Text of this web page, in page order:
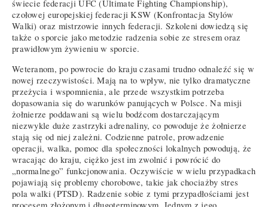
świecie federacji UFC (Ultimate Fighting Championship),
czołowej europejskiej federacji KSW (Konfrontacja Stylów
Walki) oraz mistrzowie innych federacji. Szkoleni dowiedzą się
także o sporcie jako metodzie radzenia sobie ze stresem oraz
prawidłowym żywieniu w sporcie.
Weteranom, po powrocie do kraju czasami trudno odnaleźć się w
nowej rzeczywistości. Mają na to wpływ, nie tylko dramatyczne
przeżycia i wspomnienia, ale przede wszystkim potrzeba
dopasowania się do warunków panujących w Polsce. Na misji
żołnierze poddawani są wielu bodźcom dostarczającym
niezwykle duże zastrzyki adrenaliny, co powoduje że żołnierze
stają się od niej zależni. Codzienne patrole, prowadzenie
operacji, walka, pomoc dla społeczności lokalnych powodują, że
wracając do kraju, ciężko jest im zwolnić i powrócić do
„normalnego” funkcjonowania. Oczywiście w wielu przypadkach
pojawiają się problemy chorobowe, takie jak chociażby stres
pola walki (PTSD). Radzenie sobie z tymi przypadłościami jest